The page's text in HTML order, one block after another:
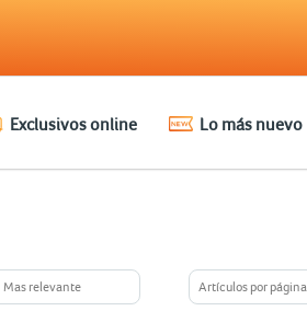
Exclusivos online Lo más nuevo
Mas relevante Artículos por página